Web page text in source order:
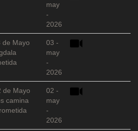
may
-
2026
de Mayo
03 -
may
-
2026
de Mayo
camina
02 -
may
-
2026